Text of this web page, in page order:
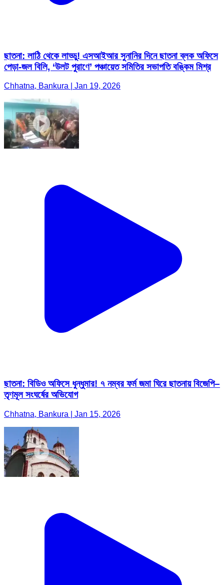
ছাতনা: লাঠি থেকে লাড্ডু! এসআইআর সুনানির দিনে ছাতনা ব্লক অফিসে
পেড়া-জল বিলি, ‘উলট পুরাণে’ পঞ্চায়েত সমিতির সভাপতি বঙ্কিম মিশ্র
Chhatna, Bankura | Jan 19, 2026
ছাতনা: বিডিও অফিসে ধুন্ধুমার! ৭ নম্বর ফর্ম জমা ঘিরে ছাতনায় বিজেপি–
তৃণমূল সংঘর্ষের অভিযোগ
Chhatna, Bankura | Jan 15, 2026